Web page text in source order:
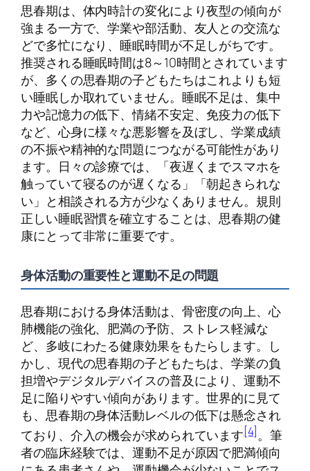
思春期は、体内時計の変化により夜型の傾向が
強まる一方で、学業や部活動、友人との交流な
どで多忙になり、睡眠時間が不足しがちです。
推奨される睡眠時間は8～10時間とされています
が、多くの思春期の子どもたちはこれよりも短
い睡眠しか取れていません。睡眠不足は、集中
力や記憶力の低下、情緒不安定、免疫力の低下
など、心身に様々な悪影響を及ぼし、学業成績
の不振や精神的な問題につながる可能性があり
ます。日々の診療では、「夜遅くまでスマホを
触っていて寝るのが遅くなる」「朝起きられな
い」と相談される方が少なくありません。規則
正しい睡眠習慣を確立することは、思春期の健
康にとって非常に重要です。
身体活動の重要性と運動不足の問題
思春期における身体活動は、骨密度の向上、心
肺機能の強化、肥満の予防、ストレス軽減な
ど、多岐にわたる健康効果をもたらします。し
かし、現代の思春期の子どもたちは、学業の負
担増やデジタルデバイスの普及により、運動不
足に陥りやすい傾向があります。世界的に見て
も、思春期の身体活動レベルの低下は懸念され
ており、介入の機会が求められています[4]。筆
者の臨床経験では、運動不足が原因で肥満傾向